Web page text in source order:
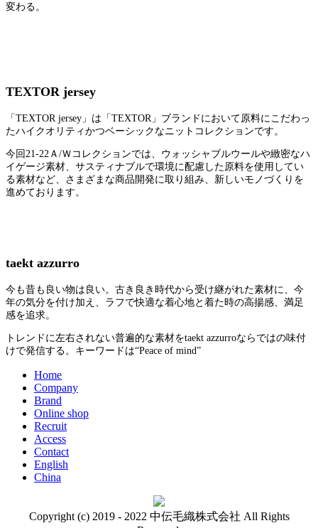
変わる。
TEXTOR jersey
「TEXTOR jersey」は「TEXTOR」ブランドにおいて原料にこだわっ
たハイクオリティかつベーシックなニットコレクションです。
今回21-22Ａ/Ｗコレクションでは、ウォッシャブルウールや緻密なハ
イゲージ素材、サスティナブルで環境に配慮した原料を使用してい
る素材など、さまざまな商品開発に取り組み、新しいモノづくりを
進めております。
taekt azzurro
今も昔も良い物は良い。古き良き時代から受け継がれた素材に、今
年の気分を付け加え、ラフで快適な着心地と着た時の高揚感、満足
感を追求。
トレンドに左右されない普遍的な素材をtaekt azzurroならではの味付
けで発信する。キーワードは“Peace of mind”
Home
Company
Brand
Online shop
Recruit
Access
Contact
English
China
Copyright (c) 2019 - 2022 中伝毛織株式会社 All Rights